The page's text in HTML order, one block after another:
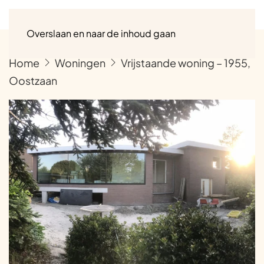
Overslaan en naar de inhoud gaan
Home Woningen
Vrijstaande woning – 1955,
Oostzaan